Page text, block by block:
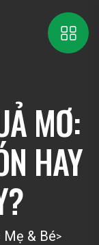
MƠ:
HAY
& Bé>